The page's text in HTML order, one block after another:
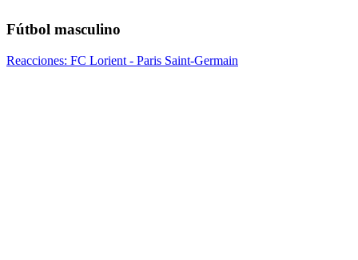
Fútbol masculino
Reacciones: FC Lorient - Paris Saint-Germain